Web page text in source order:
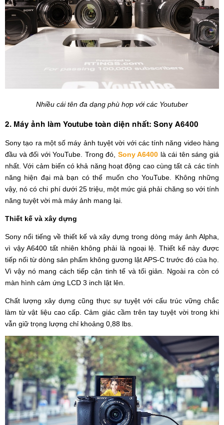
Nhiều cái tên đa dạng phù hợp với các Youtuber
2. Máy ảnh làm Youtube toàn diện nhất: Sony A6400
Sony tạo ra một số máy ảnh tuyệt vời với các tính năng video hàng
đầu và đối với YouTube. Trong đó, Sony A6400 là cái tên sáng giá
nhất. Với cảm biến có khả năng hoạt động cao cùng tất cả các tính
năng hiện đại mà bạn có thể muốn cho YouTube. Không những
vậy, nó có chi phí dưới 25 triệu, một mức giá phải chăng so với tính
năng tuyệt vời mà máy ảnh mang lại.
Thiết kế và xây dựng
Sony nổi tiếng về thiết kế và xây dựng trong dòng máy ảnh Alpha,
vì vậy A6400 tất nhiên không phải là ngoại lệ. Thiết kế này được
tiếp nối từ dòng sản phẩm không gương lật APS-C trước đó của họ.
Vì vậy nó mang cách tiếp cận tinh tế và tối giản. Ngoài ra còn có
màn hình cảm ứng LCD 3 inch lật lên.
Chất lượng xây dựng cũng thực sự tuyệt với cấu trúc vững chắc
làm từ vật liệu cao cấp. Cảm giác cầm trên tay tuyệt vời trong khi
vẫn giữ trọng lượng chỉ khoảng 0,88 lbs.